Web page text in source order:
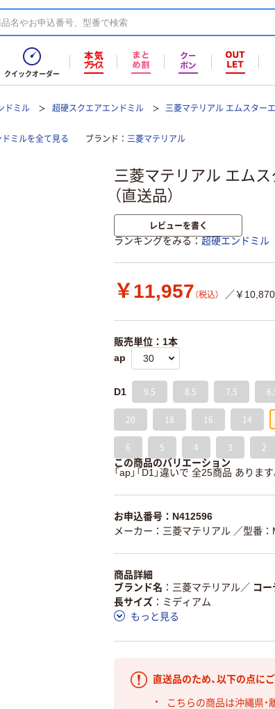
クイックオーダー
ドミル 超硬スクエアエンドミル 三菱マテリアル エムスター
ミルを全て見る ブランド 三菱マテリアル
三菱マテリアル エム
（直送品）
レビューを書く
ランキングをみる 超硬エンドミル
￥11,957 （税込） ／￥10,870
販売単位：1本
ap
D1 9.5 8.5 7.5
20 18 16 14
6 5 4 3 2
この商品のバリエーション
「ap」「D1」違いで 全25商品 あります
お申込番号：N412596
メーカー：三菱マテリアル ／型番
商品詳細
ブランド名
三菱マテリアル／ コ
長サイズ
ミディアム
もっと見る
直送品のため、以下の点に
こちらの商品は沖縄県・